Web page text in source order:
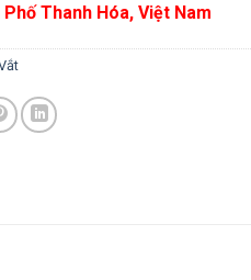
Thanh Hóa, Việt Nam